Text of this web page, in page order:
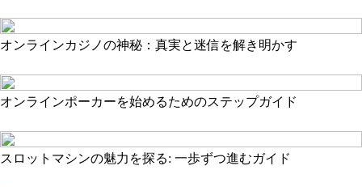
オンラインカジノの神秘：真実と迷信を解き明かす
オンラインポーカーを始めるためのステップガイド
スロットマシンの魅力を探る: 一歩ずつ進むガイド